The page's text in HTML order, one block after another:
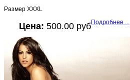
Размер XXXL
Цена: 500.00 рубПодробнее ...